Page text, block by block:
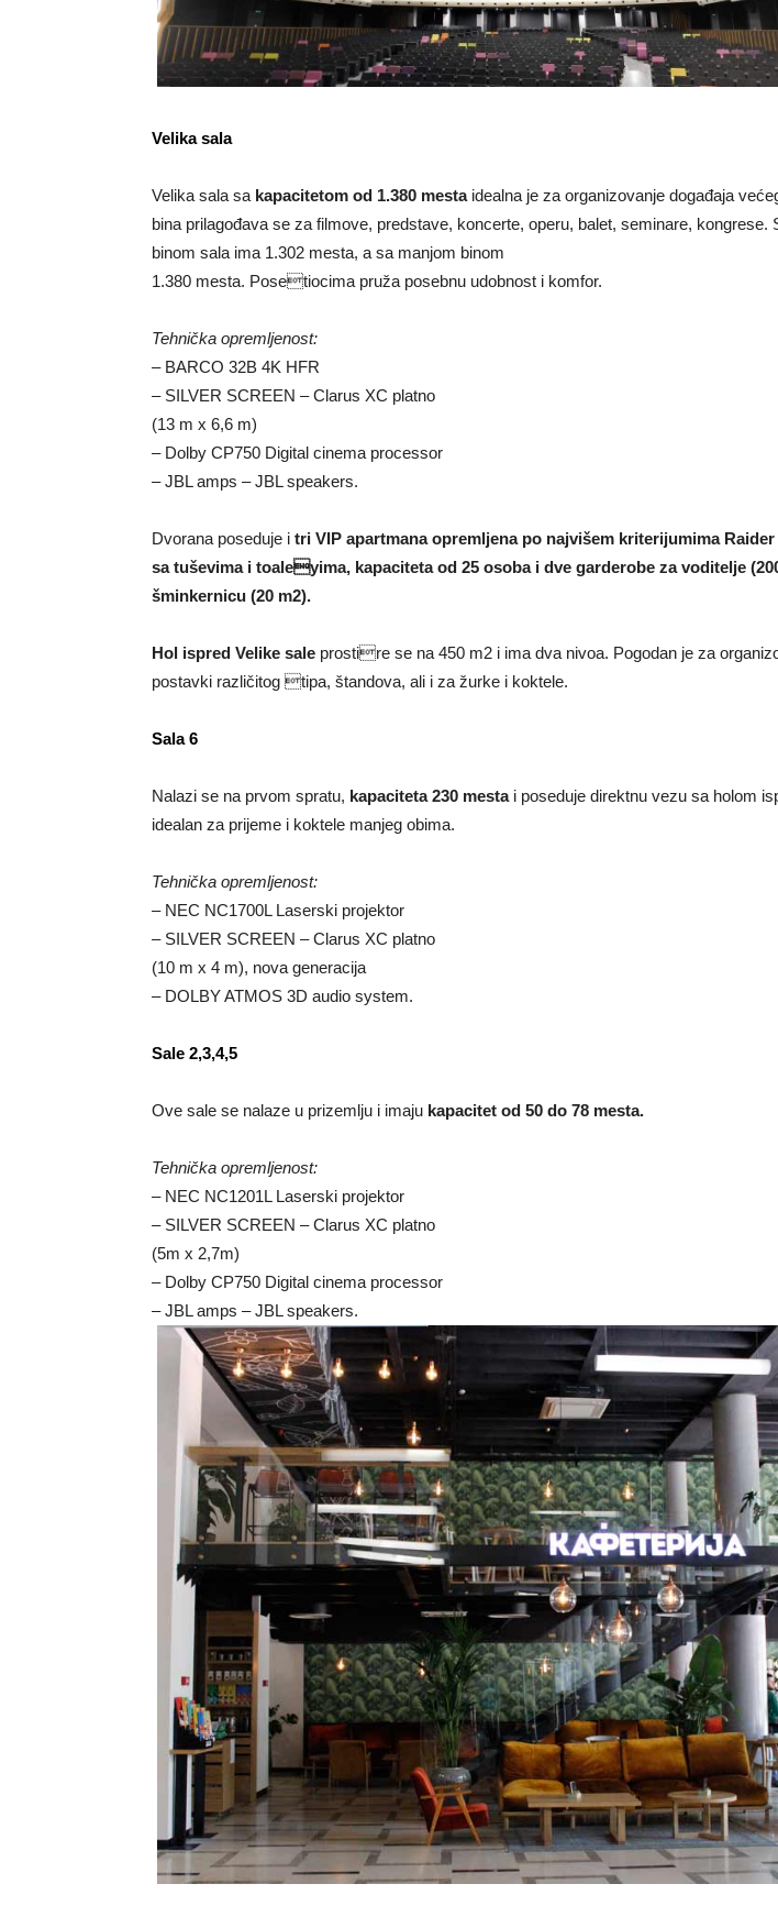
Velika sala
Velika sala sa kapacitetom od 1.380 mestaidealna je za organizovanje događaja
bina prilagođava se za filmove, predstave, koncerte, operu, balet, seminare, kongrese.
binom sala ima 1.302 mesta, a sa manjom binom
1.380 mesta. Posetiocima pruža posebnu udobnost i komfor.
Tehnička opremljenost:
– BARCO 32B 4K HFR
– SILVER SCREEN – Clarus XC platno
(13 m x 6,6 m)
– Dolby CP750 Digital cinema processor
– JBL amps – JBL speakers.
Dvorana poseduje i tri VIP apartmana opremljena po najvišem kriterijumima
sa tuševima i toaleyima, kapaciteta od 25 osoba i dve garderobe za voditelje
šminkernicu (20 m2).
Hol ispred Velike sale prostire se na 450 m2 i ima dva nivoa. Pogodan je za
postavki različitog tipa, štandova, ali i za žurke i koktele.
Sala 6
Nalazi se na prvom spratu, kapaciteta 230 mestai poseduje direktnu vezu sa holom
idealan za prijeme i koktele manjeg obima.
Tehnička opremljenost:
– NEC NC1700L Laserski projektor
– SILVER SCREEN – Clarus XC platno
(10 m x 4 m), nova generacija
– DOLBY ATMOS 3D audio system.
Sale 2,3,4,5
Ove sale se nalaze u prizemlju i imaju kapacitet od 50 do 78 mesta.
Tehnička opremljenost:
– NEC NC1201L Laserski projektor
– SILVER SCREEN – Clarus XC platno
(5m x 2,7m)
– Dolby CP750 Digital cinema processor
– JBL amps – JBL speakers.